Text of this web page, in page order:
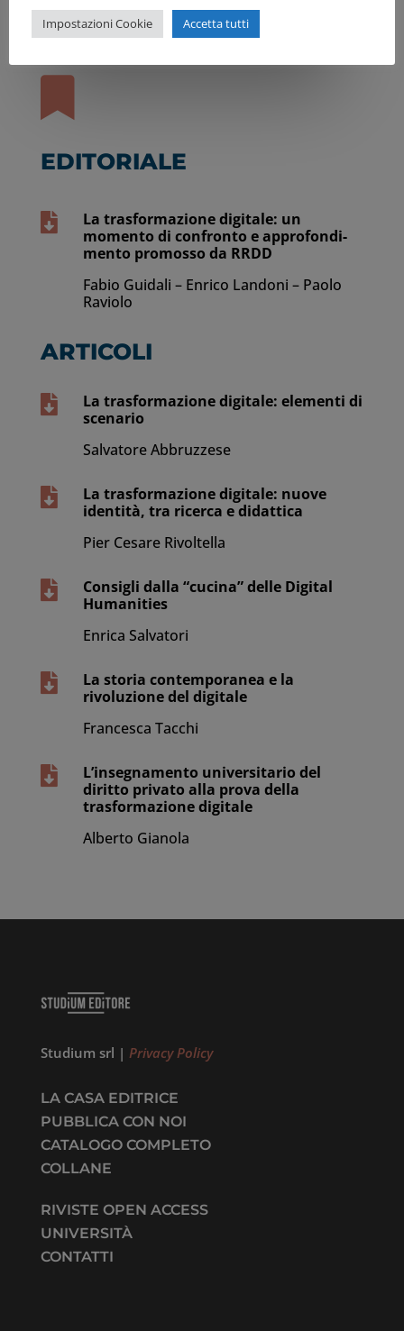
EDITORIALE

La trasformazione digitale: un
momento di confronto e approfondi-
mento promosso da RRDD
Fabio Guidali – Enrico Landoni – Paolo
Raviolo
ARTICOLI

La trasformazione digitale: elementi di
scenario
Salvatore Abbruzzese

La trasformazione digitale: nuove
identità, tra ricerca e didattica
Pier Cesare Rivoltella

Consigli dalla “cucina” delle Digital
Humanities
Enrica Salvatori

La storia contemporanea e la
rivoluzione del digitale
Francesca Tacchi

L’insegnamento universitario del
diritto privato alla prova della
trasformazione digitale
Alberto Gianola
Studium srl | Privacy Policy
LA CASA EDITRICE
PUBBLICA CON NOI
CATALOGO COMPLETO
COLLANE
RIVISTE OPEN ACCESS
UNIVERSITÀ
CONTATTI
Impostazioni Cookie Accetta tutti